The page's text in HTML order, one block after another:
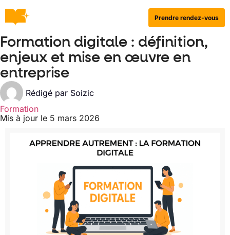
Prendre rendez-vous
Formation digitale : définition,
enjeux et mise en œuvre en
entreprise
Rédigé par Soizic
Formation
Mis à jour le 5 mars 2026